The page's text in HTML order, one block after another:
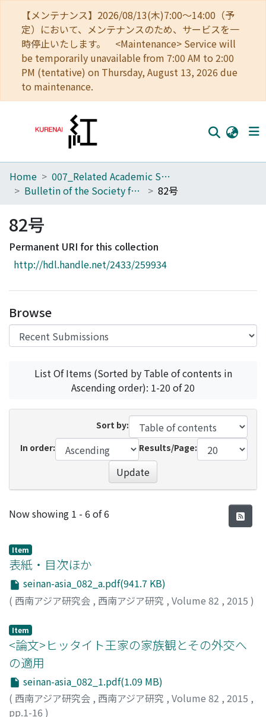
【メンテナンス】2026/08/13(木)7:00～14:00（予
定）において、メンテナンスのため、サービスを一
時停止いたします。 <Maintenance> Service will
be temporarily unavailable from 7:00 AM to 2:00
PM (tentative) on Thursday, August 13, 2026 due
to maintenance.
Home
Browse
Download Ranking
Access Statistics
Home
007_Related Academic Societies
Bulletin of the Society for Western and Southern Asiatic Studies, Kyoto University
82号
82号
Permanent URI for this collection
http://hdl.handle.net/2433/259934
Browse
List Of Items (Sorted by Table of contents in
Ascending order): 1-20 of 20
Sort by:
In order:
Results/Page:
Update
Recent Submissions
Now showing 1 - 6 of 6
Item
表紙・目次ほか
seinan-asia_082_a.pdf(941.7 KB)
( 西南アジア研究会 , 西南アジア研究 , Volume 82 , 2015 )
Item
<論文>ヒッタイト王家の家族観とその外交へ
の適用
seinan-asia_082_1.pdf(1.09 MB)
( 西南アジア研究会 , 西南アジア研究 , Volume 82 , 2015 ,
pp.1-16 )